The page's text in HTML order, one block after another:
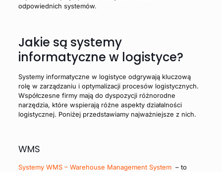
odpowiednich systemów.
Jakie są systemy
informatyczne w logistyce?
Systemy informatyczne w logistyce odgrywają kluczową
rolę w zarządzaniu i optymalizacji procesów logistycznych.
Współczesne firmy mają do dyspozycji różnorodne
narzędzia, które wspierają różne aspekty działalności
logistycznej. Poniżej przedstawiamy najważniejsze z nich.
WMS
Systemy WMS – Warehouse Management System– to